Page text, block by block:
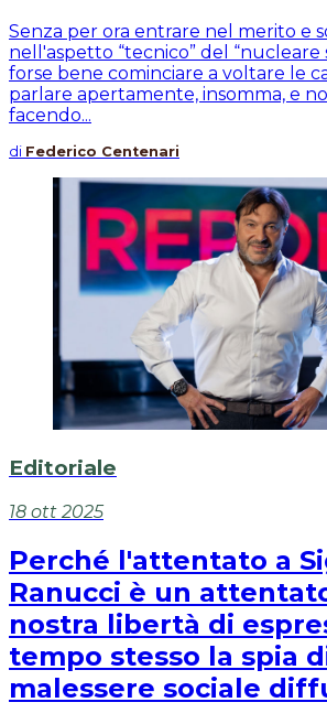
Senza per ora entrare nel merito e
nell'aspetto “tecnico” del “nucleare
forse bene cominciare a voltare le
parlare apertamente, insomma, e
facendo...
di Federico Centenari
Editoriale
18 ott 2025
Perché l'attentato a
Ranucci è un
nostra libertà di
tempo stesso la spia
malessere sociale